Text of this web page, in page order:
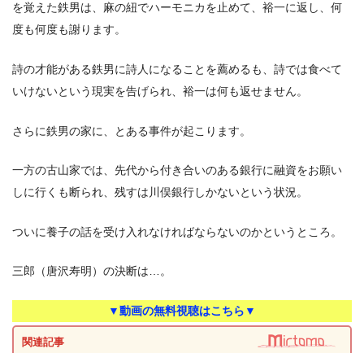
を覚えた鉄男は、麻の紐でハーモニカを止めて、裕一に返し、何
度も何度も謝ります。
詩の才能がある鉄男に詩人になることを薦めるも、詩では食べて
いけないという現実を告げられ、裕一は何も返せません。
さらに鉄男の家に、とある事件が起こります。
一方の古山家では、先代から付き合いのある銀行に融資をお願い
しに行くも断られ、残すは川俣銀行しかないという状況。
ついに養子の話を受け入れなければならないのかというところ。
三郎（唐沢寿明）の決断は…。
▼動画の無料視聴はこちら▼
関連記事